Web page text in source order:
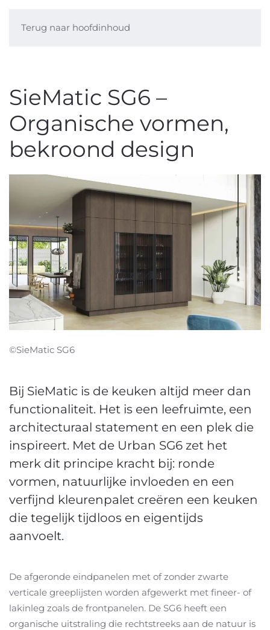
Terug naar hoofdinhoud
SieMatic SG6 –
Organische vormen,
bekroond design
©SieMatic SG6
Bij SieMatic is de keuken altijd meer dan
functionaliteit. Het is een leefruimte, een
architecturaal statement en een plek die
inspireert. Met de Urban SG6 zet het
merk dit principe kracht bij: ronde
vormen, natuurlijke invloeden en een
verfijnd kleurenpalet creëren een keuken
die tegelijk tijdloos en eigentijds
aanvoelt.
De afgeronde eindpanelen met of zonder zwarte
verticale greeplijsten worden afgewerkt met fineer- of
lakinleg zoals de frontpanelen. De SG6 heeft een
organische uitstraling die rechtstreeks aan de natuur is